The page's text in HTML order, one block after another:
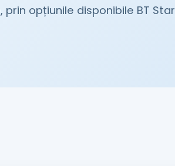
opțiunile disponibile BT Star